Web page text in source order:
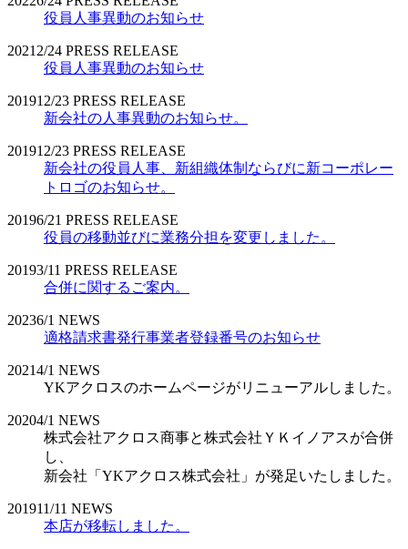
役員人事異動のお知らせ
2021 2/24 PRESS RELEASE
役員人事異動のお知らせ
201912/23 PRESS RELEASE
新会社の人事異動のお知らせ。
201912/23 PRESS RELEASE
新会社の役員人事、新組織体制ならびに新コーポレー
トロゴのお知らせ。
20196/21 PRESS RELEASE
役員の移動並びに業務分担を変更しました。
20193/11 PRESS RELEASE
合併に関するご案内。
20236/1 NEWS
適格請求書発行事業者登録番号のお知らせ
20214/1 NEWS
YKアクロスのホームページがリニューアルしました。
20204/1 NEWS
株式会社アクロス商事と株式会社ＹＫイノアスが合併
し、
新会社「YKアクロス株式会社」が発足いたしました。
201911/11 NEWS
本店が移転しました。